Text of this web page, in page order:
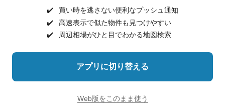
✔️
買い時を逃さない便利なプッシュ通知
✔️
高速表示で似た物件も見つけやすい
✔️
周辺相場がひと目でわかる地図検索
アプリに切り替える
Web版をこのまま使う
ヘルプ・お問い合わせ 採用情報
©NIFTY Lifestyle Co., Ltd.